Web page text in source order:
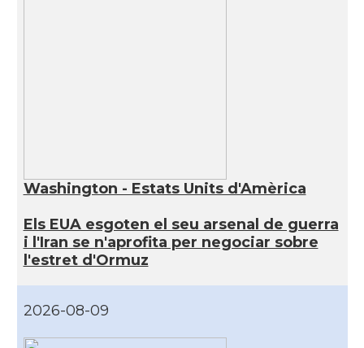
Washington - Estats Units d'Amèrica
Els EUA esgoten el seu arsenal de guerra
i l'Iran se n'aprofita per negociar sobre
l'estret d'Ormuz
2026-08-09